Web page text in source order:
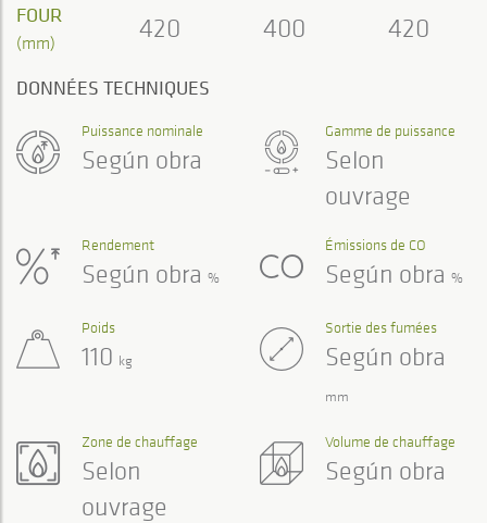
FOUR
(mm) 420 400 420
DONNÉES TECHNIQUES
Gamme de puissance
Selon
ouvrage
Puissance nominale
Según obra
Rendement
Según obra %
Émissions de CO
Según obra %
Volume de chauffage
Según obra
Zone de chauffage
Selon
ouvrage
Poids
110 kg
Sortie des fumées
Según obra
mm